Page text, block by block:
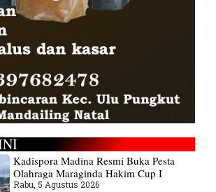
Kadispora Madina Resmi Buka Pesta
Olahraga Maraginda Hakim Cup I
Rabu, 5 Agustus 2026